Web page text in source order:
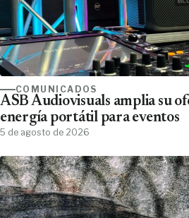
COMUNICADOS
ASB Audiovisuals amplia su
energía portátil para eventos
5 de agosto de 2026